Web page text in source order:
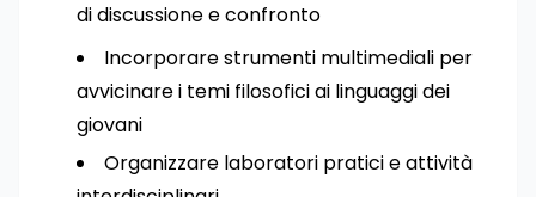
di discussione e confronto
Incorporare strumenti multimediali per
avvicinare i temi filosofici ai linguaggi dei
giovani
Organizzare laboratori pratici e attività